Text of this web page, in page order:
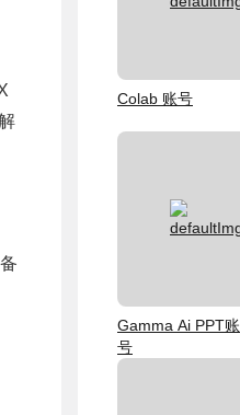
Colab 账号
Gamma Ai PPT账
号